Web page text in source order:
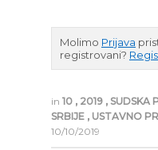
Molimo Prijava
registrovani?
in 10 , 2019 , SUDSKA
SRBIJE , USTAVNO
10/10/2019